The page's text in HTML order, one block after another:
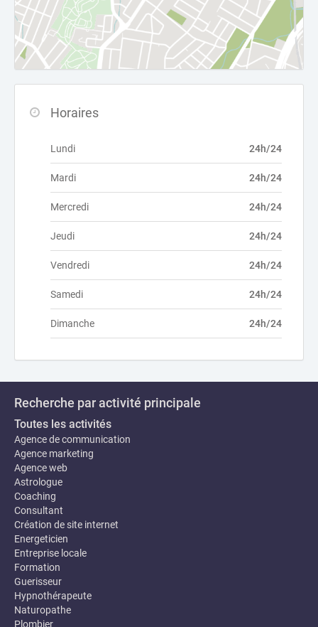
Horaires
Lundi 24h/24
Mardi 24h/24
Mercredi 24h/24
Jeudi 24h/24
Vendredi 24h/24
Samedi 24h/24
Dimanche 24h/24
Recherche par activité principale
Toutes les activités
Agence de communication
Agence marketing
Agence web
Astrologue
Coaching
Consultant
Création de site internet
Energeticien
Entreprise locale
Formation
Guerisseur
Hypnothérapeute
Naturopathe
Plombier